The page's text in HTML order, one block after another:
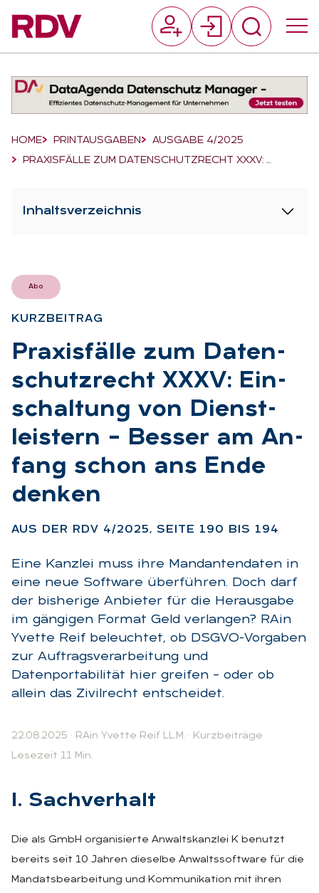
Breadcrumb-Navigation
HOME PRINTAUSGABEN
AUSGABE 4/2025
PRAXISFÄLLE ZUM DATENSCHUTZRECHT XXXV: …
Inhaltsverzeichnis
Abo
KURZ­BEI­TRAG
:Pra­xis­fäl­le zum Da­ten­
schutz­recht XXXV: Ein­
schal­tung von Dienst­
leis­tern – Bes­ser am An­
fang schon ans Ende
den­ken
AUS DER RDV 4/2025, SEI­TE 190 BIS 194
Eine Kanzlei muss ihre Mandantendaten in
eine neue Software überführen. Doch darf
der bisherige Anbieter für die Herausgabe
im gängigen Format Geld verlangen? RAin
Yvette Reif beleuchtet, ob DSGVO-Vorgaben
zur Auftragsverarbeitung und
Datenportabilität hier greifen – oder ob
allein das Zivilrecht entscheidet.
22.08.2025 · RAin Yvette Reif LL.M. · Kurzbeiträge
Lesezeit 11 Min.
I. Sach­ver­halt
Die als GmbH organisierte Anwaltskanzlei K benutzt
bereits seit 10 Jahren dieselbe Anwaltssoftware für die
Mandatsbearbeitung und Kommunikation mit ihren